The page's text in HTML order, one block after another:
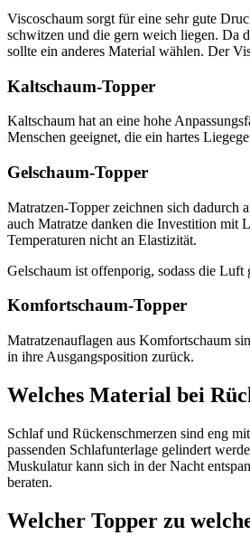
Viscoschaum sorgt für eine sehr gute
schwitzen und die gern weich liegen. Da
sollte ein anderes Material wählen. Der
Kaltschaum-Topper
Kaltschaum hat an eine hohe
Menschen geeignet, die ein hartes
Gelschaum-Topper
Matratzen-Topper zeichnen sich dadurch
auch Matratze danken die Investition mit
Temperaturen nicht an Elastizität.
Gelschaum ist offenporig, sodass die
Komfortschaum-Topper
Matratzenauflagen aus Komfortschaum
in ihre Ausgangsposition zurück.
Welches Material bei
Schlaf und Rückenschmerzen sind eng
passenden Schlafunterlage gelindert
Muskulatur kann sich in der Nacht
beraten.
Welcher Topper zu